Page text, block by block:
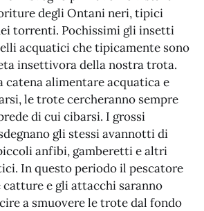
degli Ontani neri, tipici
torrenti. Pochissimi gli insetti
acquatici che tipicamente sono
insettivora della nostra trota.
catena alimentare acquatica e
le trote cercheranno sempre
di cui cibarsi. I grossi
gli stessi avannotti di
anfibi, gamberetti e altri
In questo periodo il pescatore
catture e gli attacchi saranno
a smuovere le trote dal fondo